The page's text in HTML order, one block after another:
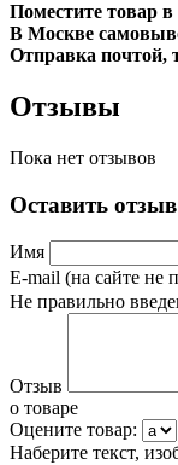
Поместите товар
В Москве
Отправка почтой,
Отзывы
Пока нет отзывов
Оставить отзыв
Имя
E-mail (на сайте не
Не правильно
Отзыв
о товаре
Оцените товар:
Наберите текст,